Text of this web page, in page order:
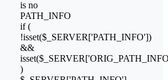
is no
PATH_INFO
if (
!isset($_SERVER['PATH_INFO'])
&&
)